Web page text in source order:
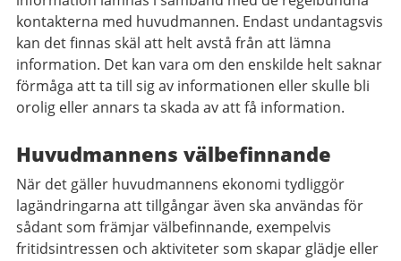
kontakterna med huvudmannen. Endast undantagsvis
kan det finnas skäl att helt avstå från att lämna
information. Det kan vara om den enskilde helt saknar
förmåga att ta till sig av informationen eller skulle bli
orolig eller annars ta skada av att få information.
Huvudmannens välbefinnande
När det gäller huvudmannens ekonomi tydliggör
lagändringarna att tillgångar även ska användas för
sådant som främjar välbefinnande, exempelvis
fritidsintressen och aktiviteter som skapar glädje eller